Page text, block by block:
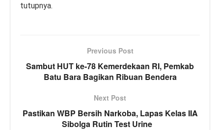
tutupnya.
Previous Post
Sambut HUT ke-78 Kemerdekaan RI, Pemkab
Batu Bara Bagikan Ribuan Bendera
Next Post
Pastikan WBP Bersih Narkoba, Lapas Kelas IIA
Sibolga Rutin Test Urine